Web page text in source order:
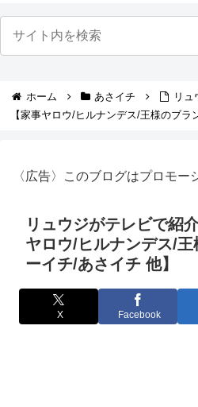
ホーム あさイチ
リ
【家事ヤロウ/ヒルナンデス/王様のブラ
〈広告〉このブログはプロモー
リュウジがテレビで紹
ヤロウ/ヒルナンデス/
ーイチ/あさイチ 他】
X Facebook